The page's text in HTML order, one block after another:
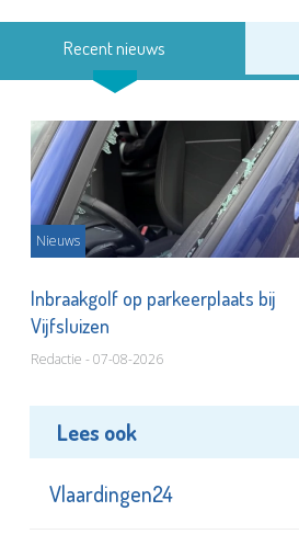
Recent nieuws
Nieuws
Inbraakgolf op parkeerplaats bij
Vijfsluizen
Redactie - 07-08-2026
Lees ook
Vlaardingen24